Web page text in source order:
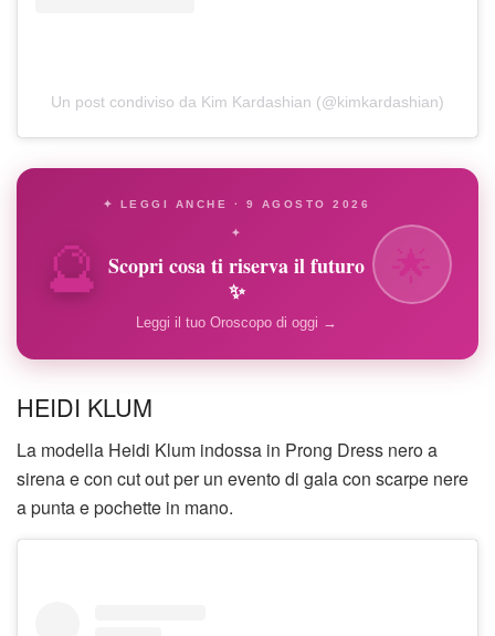
Un post condiviso da Kim Kardashian (@kimkardashian)
🔮
✦ LEGGI ANCHE · 9 AGOSTO 2026
✦
Scopri cosa ti riserva il futuro
✨
Leggi il tuo Oroscopo di oggi →
HEIDI KLUM
La modella Heidi Klum indossa in Prong Dress nero a
sirena e con cut out per un evento di gala con scarpe nere
a punta e pochette in mano.